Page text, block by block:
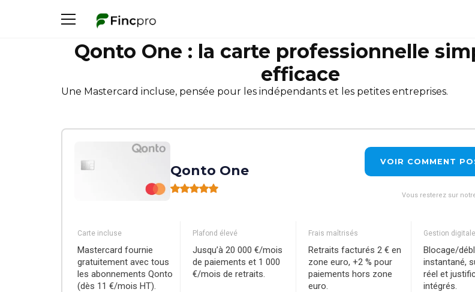
Qonto One : la carte professionnelle
efficace
Une Mastercard incluse, pensée pour les indépendants et les petites entreprises.
Qonto One
VOIR COMMENT
Vous resterez sur
Carte incluse
Mastercard fournie
gratuitement avec tous
les abonnements Qonto
(dès 11 €/mois HT).
Plafond élevé
Jusqu’à 20 000 €/mois
de paiements et 1 000
€/mois de retraits.
Frais maîtrisés
Retraits facturés 2 € en
zone euro, +2 % pour
paiements hors zone
euro.
Gestion digitale
Blocage/
instantané,
réel et
intégrés.